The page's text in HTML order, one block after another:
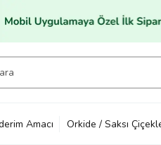
Amacı Orkide / Saksı